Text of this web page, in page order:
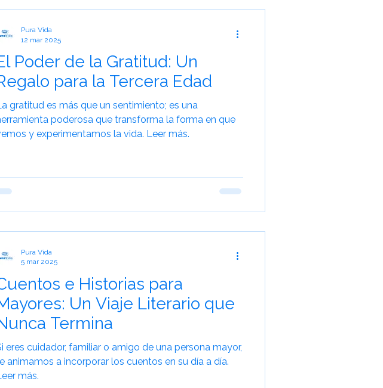
Poder de la Gratitud: Un
para la Tercera Edad
gratitud es más que un sentimiento; es una
poderosa que transforma la forma en que
y experimentamos la vida. Leer más.
Pura Vida
12 mar 2025
e Historias para
Un Viaje Literario que
Termina
eres cuidador, familiar o amigo de una persona mayor,
animamos a incorporar los cuentos en su día a día.
más.
Pura Vida
5 mar 2025